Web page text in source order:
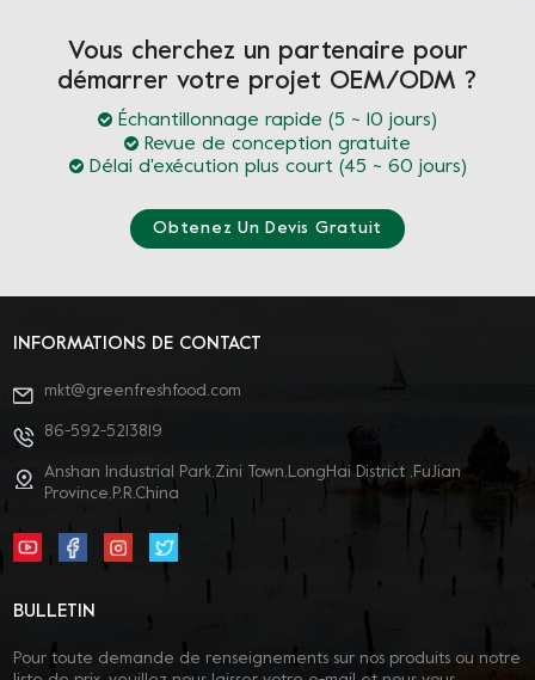
Vous cherchez un partenaire pour
démarrer votre projet OEM/ODM ?
Échantillonnage rapide (5 ~ 10 jours)
Revue de conception gratuite
Délai d'exécution plus court (45 ~ 60 jours)
Obtenez Un Devis Gratuit
INFORMATIONS DE CONTACT
mkt@greenfreshfood.com
86-592-5213819
Anshan Industrial Park,Zini Town,LongHai District ,FuJian
Province,P.R.China
BULLETIN
Pour toute demande de renseignements sur nos produits ou notre